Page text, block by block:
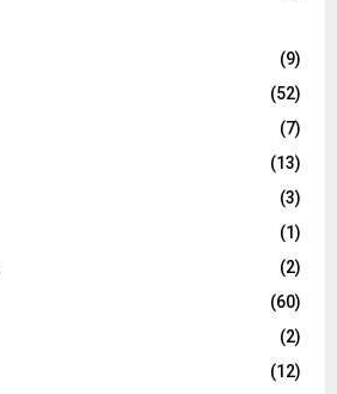
(9)
(52)
(7)
(13)
(3)
(1)
(2)
(60)
(2)
(12)